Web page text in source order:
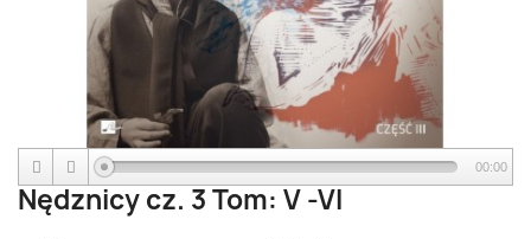
00:00
Nędznicy cz. 3 Tom: V -VI